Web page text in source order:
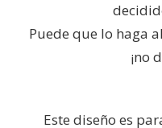
Puede que lo haga
¡no
Este diseño es